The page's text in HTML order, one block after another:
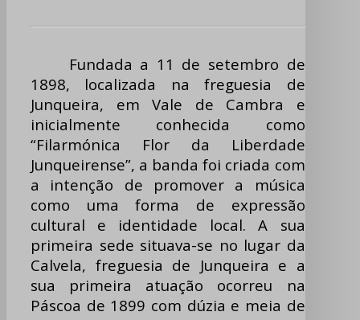
Fundada a 11 de setembro de
1898, localizada na freguesia de
Junqueira, em Vale de Cambra e
inicialmente conhecida como
“Filarmónica Flor da Liberdade
Junqueirense”, a banda foi criada com
a intenção de promover a música
como uma forma de expressão
cultural e identidade local. A sua
primeira sede situava-se no lugar da
Calvela, freguesia de Junqueira e a
sua primeira atuação ocorreu na
Páscoa de 1899 com dúzia e meia de